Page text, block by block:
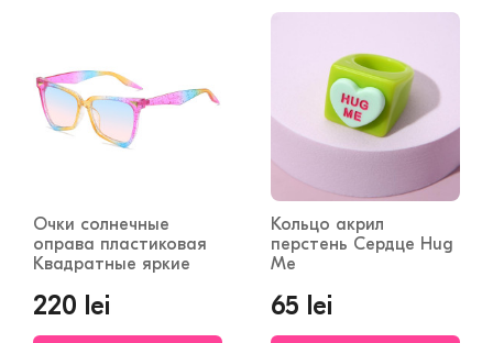
Очки солнечные
оправа пластиковая
Квадратные яркие
220 lei
Кольцо акрил
перстень Сердце Hug
Me
65 lei